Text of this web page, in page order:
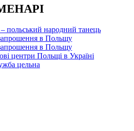
польський народний танець
в Польщу
в Польщу
центри Польщі в Україні
цельна